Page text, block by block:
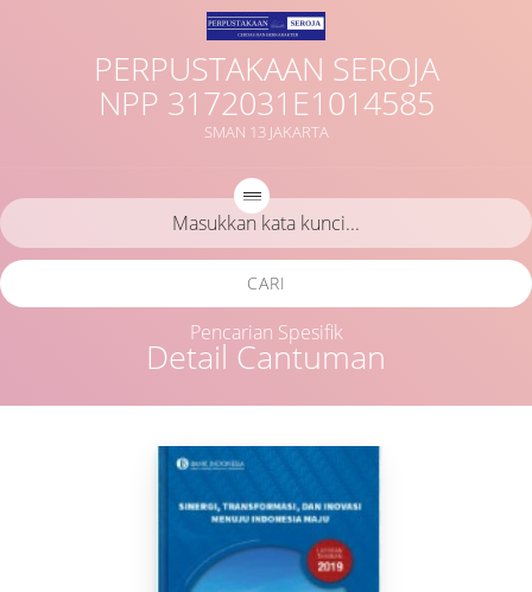
PERPUSTAKAAN SEROJA
NPP 3172031E1014585
SMAN 13 JAKARTA
Detail Cantuman
CARI
Pencarian Spesifik